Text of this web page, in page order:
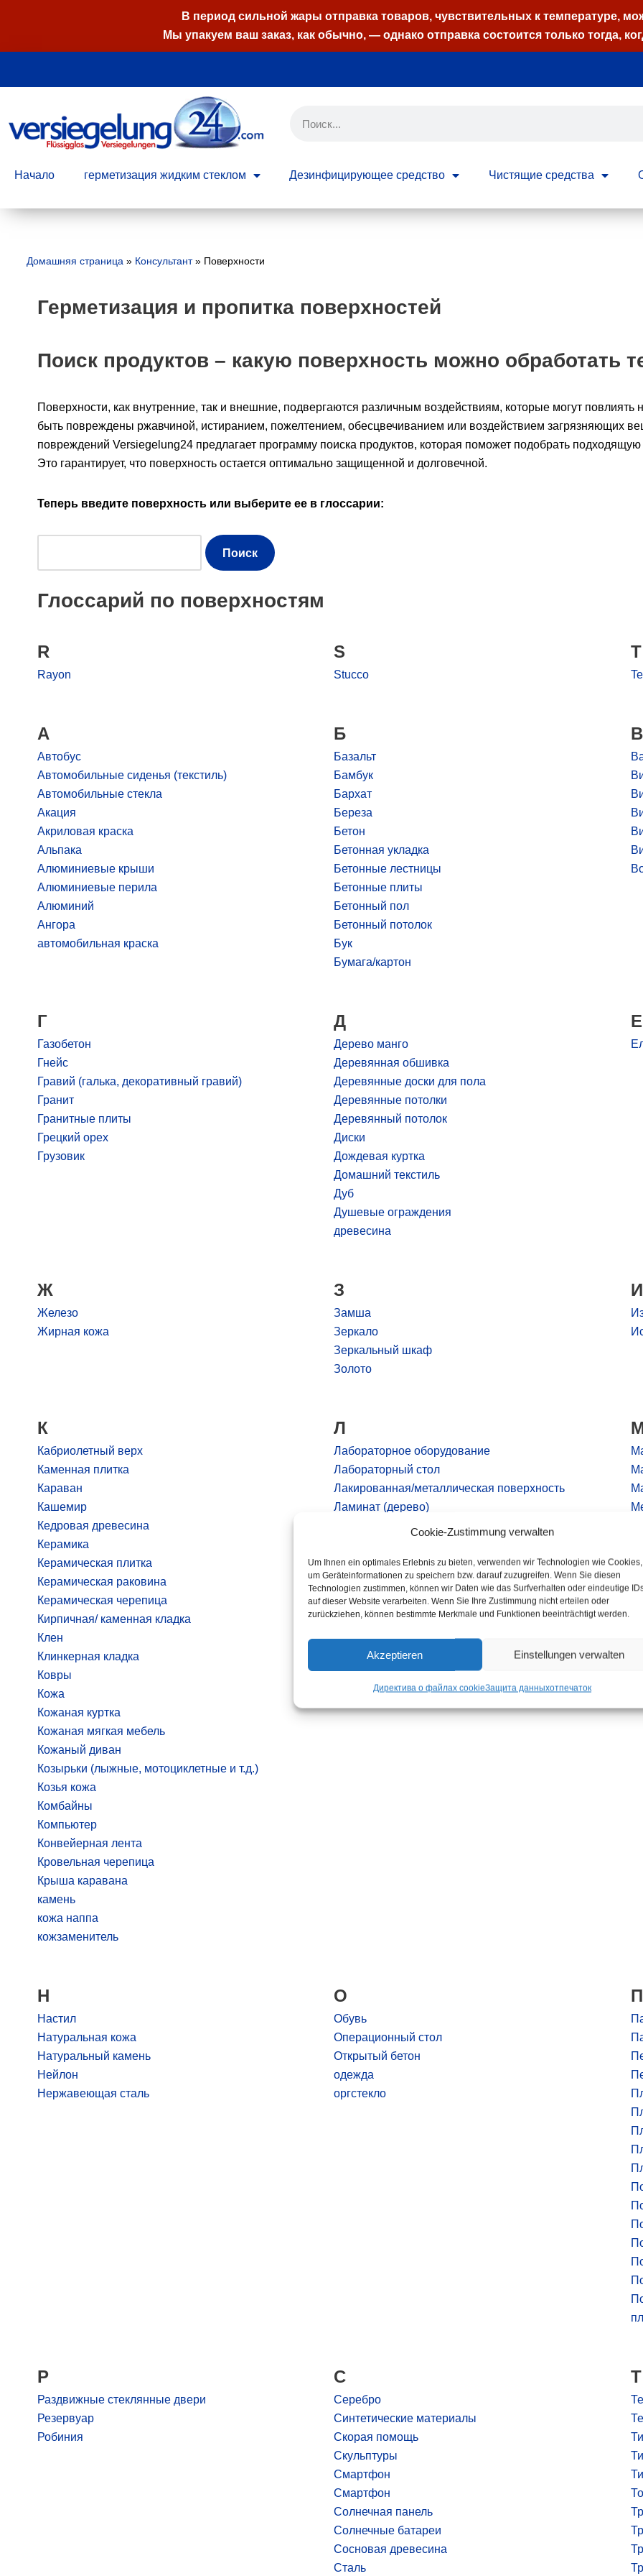
Cookie-Zustimmung verwalten
Um Ihnen ein optimales Erlebnis zu bieten, verwenden wir Technologien wie Cookies,
um Geräteinformationen zu speichern bzw. darauf zuzugreifen. Wenn Sie diesen
Technologien zustimmen, können wir Daten wie das Surfverhalten oder eindeutige
auf dieser Website verarbeiten. Wenn Sie Ihre Zustimmung nicht erteilen oder
zurückziehen, können bestimmte Merkmale und Funktionen beeinträchtigt werden.
Akzeptieren Einstellungen verwalten
Директива о файлах cookieЗащита данныхотпечаток
В период сильной жары отправка товаров, чувствительных к температуре,
Мы упакуем ваш заказ, как обычно, — однако отправка состоится только тогда,
Начало герметизация жидким стеклом Дезинфицирующее средство Чистящие средства
Домашняя страница » Консультант» Поверхности
Герметизация и пропитка поверхностей
Поиск продуктов – какую поверхность можно обработать
Поверхности, как внутренние, так и внешние, подвергаются различным воздействиям, которые могут повлиять
быть повреждены ржавчиной, истиранием, пожелтением, обесцвечиванием или воздействием загрязняющих
повреждений Versiegelung24 предлагает программу поиска продуктов, которая поможет подобрать подходящую
Это гарантирует, что поверхность остается оптимально защищенной и долговечной.
Теперь введите поверхность или выберите ее в глоссарии:
Глоссарий по поверхностям
R
Rayon
S
Stucco
T
А
Автобус
Автомобильные сиденья (текстиль)
Автомобильные стекла
Акация
Акриловая краска
Альпака
Алюминиевые крыши
Алюминиевые перила
Алюминий
Ангора
автомобильная краска
Б
Базальт
Бамбук
Бархат
Береза
Бетон
Бетонная укладка
Бетонные лестницы
Бетонные плиты
Бетонный пол
Бетонный потолок
Бук
Бумага/картон
В
Г
Газобетон
Гнейс
Гравий (галька, декоративный гравий)
Гранит
Гранитные плиты
Грецкий орех
Грузовик
Д
Дерево манго
Деревянная обшивка
Деревянные доски для пола
Деревянные потолки
Деревянный потолок
Диски
Дождевая куртка
Домашний текстиль
Дуб
Душевые ограждения
древесина
Е
Ж
Железо
Жирная кожа
З
Замша
Зеркало
Зеркальный шкаф
Золото
И
К
Кабриолетный верх
Каменная плитка
Караван
Кашемир
Кедровая древесина
Керамика
Керамическая плитка
Керамическая раковина
Керамическая черепица
Кирпичная/ каменная кладка
Клен
Клинкерная кладка
Ковры
Кожа
Кожаная куртка
Кожаная мягкая мебель
Кожаный диван
Козырьки (лыжные, мотоциклетные и т.д.)
Козья кожа
Комбайны
Компьютер
Конвейерная лента
Кровельная черепица
Крыша каравана
камень
кожа наппа
кожзаменитель
Л
Лабораторное оборудование
Лабораторный стол
Лакированная/металлическая поверхность
Ламинат (дерево)
Ламинат (пластик)
Лепные потолки
Лодки
Н
Настил
Натуральная кожа
Натуральный камень
Нейлон
Нержавеющая сталь
О
Обувь
Операционный стол
Открытый бетон
одежда
оргстекло
П
Р
Раздвижные стеклянные двери
Резервуар
Робиния
С
Серебро
Синтетические материалы
Скорая помощь
Скульптуры
Смартфон
Смартфон
Солнечная панель
Солнечные батареи
Сосновая древесина
Сталь
Т